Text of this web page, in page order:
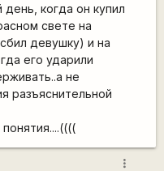
когда он купил
свете на
девушку) и на
его ударили
не
разъяснительной
more_vert